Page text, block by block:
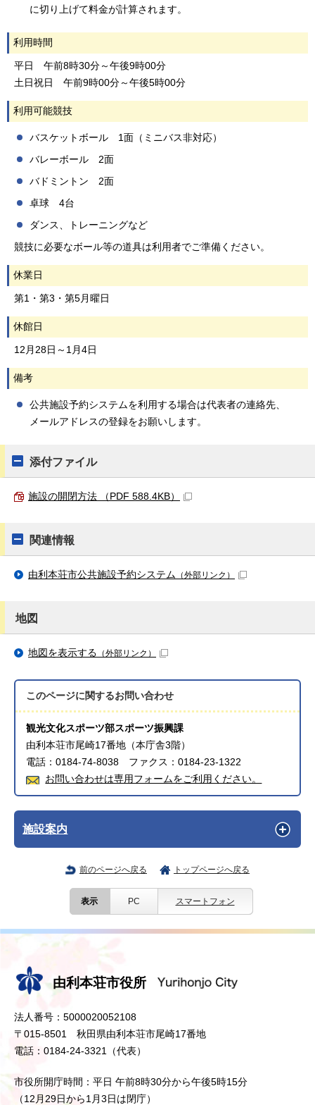
に切り上げて料金が計算されます。
利用時間
平日 午前8時30分～午後9時00分
土日祝日 午前9時00分～午後5時00分
利用可能競技
バスケットボール 1面（ミニバス非対応）
バレーボール 2面
バドミントン 2面
卓球 4台
ダンス、トレーニングなど
競技に必要なボール等の道具は利用者でご準備ください。
休業日
第1・第3・第5月曜日
休館日
12月28日～1月4日
備考
公共施設予約システムを利用する場合は代表者の連絡先、
メールアドレスの登録をお願いします。
添付ファイル
施設の開閉方法 （PDF 588.4KB）
関連情報
由利本荘市公共施設予約システム （外部リンク）
地図
地図を表示する （外部リンク）
このページに関するお問い合わせ
観光文化スポーツ部スポーツ振興課
由利本荘市尾崎17番地（本庁舎3階）
電話：0184-74-8038 ファクス：0184-23-1322
お問い合わせは専用フォームをご利用ください。
施設案内
前のページへ戻る トップページへ戻る
表示 PC スマートフォン
由利本荘市役所
法人番号：5000020052108
〒015-8501 秋田県由利本荘市尾崎17番地
電話：0184-24-3321（代表）
市役所開庁時間：平日 午前8時30分から午後5時15分
（12月29日から1月3日は閉庁）